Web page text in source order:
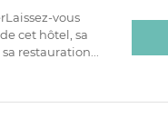
vous
cet hôtel, sa
restauration...